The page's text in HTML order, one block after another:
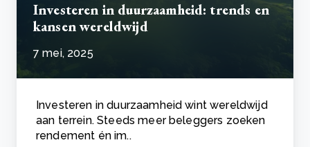
Investeren in duurzaamheid: trends en
kansen wereldwijd
7 mei, 2025
Investeren in duurzaamheid wint wereldwijd
aan terrein. Steeds meer beleggers zoeken
rendement én im..